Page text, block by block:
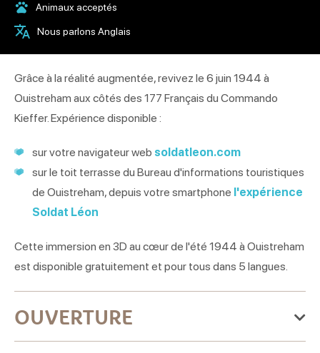
Animaux acceptés
Nous parlons Anglais
Grâce à la réalité augmentée, revivez le 6 juin 1944 à
Ouistreham aux côtés des 177 Français du Commando
Kieffer. Expérience disponible :
sur votre navigateur web soldatleon.com
sur le toit terrasse du Bureau d'informations touristiques
de Ouistreham, depuis votre smartphone l'expérience
Soldat Léon
Cette immersion en 3D au cœur de l'été 1944 à Ouistreham
est disponible gratuitement et pour tous dans 5 langues.
OUVERTURE